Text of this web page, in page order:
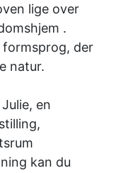
lige over
.
der
natur.
en
kan du